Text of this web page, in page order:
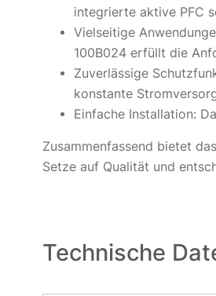
integrierte aktive PFC
Vielseitige
100B024 erfüllt die
Zuverlässige
konstante
Einfache Installation:
Zusammenfassend bietet
Setze auf Qualität und
Technische